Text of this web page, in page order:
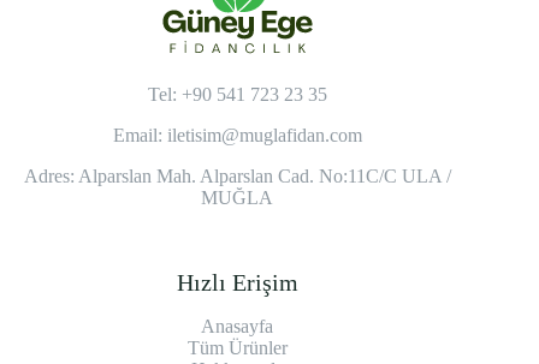
Tel: +90 541 723 23 35
Email: iletisim@muglafidan.com
Adres: Alparslan Mah. Alparslan Cad. No:11C/C ULA /
MUĞLA
Hızlı Erişim
Anasayfa
Tüm Ürünler